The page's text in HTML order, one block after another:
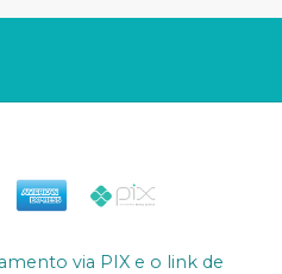
via PIX e o link de